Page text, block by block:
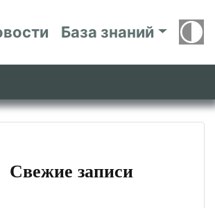
База знаний
Свежие записи